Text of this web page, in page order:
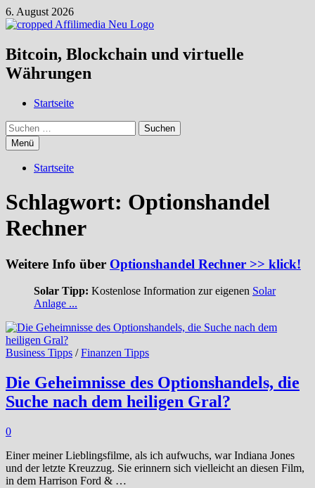
Zum
Inhalt
6. August 2026
Bitcoin, Blockchain und virtuelle
Währungen
Startseite
Suchen
nach:
Menü
Startseite
Schlagwort: Optionshandel
Rechner
Weitere Info über Optionshandel Rechner >> klick!
Solar Tipp: Kostenlose Information zur eigenen Solar
Anlage ...
Business Tipps /Finanzen Tipps
Die Geheimnisse des Optionshandels, die
Suche nach dem heiligen Gral?
0
Einer meiner Lieblingsfilme, als ich aufwuchs, war Indiana Jones
und der letzte Kreuzzug. Sie erinnern sich vielleicht an diesen Film,
in dem Harrison Ford & …